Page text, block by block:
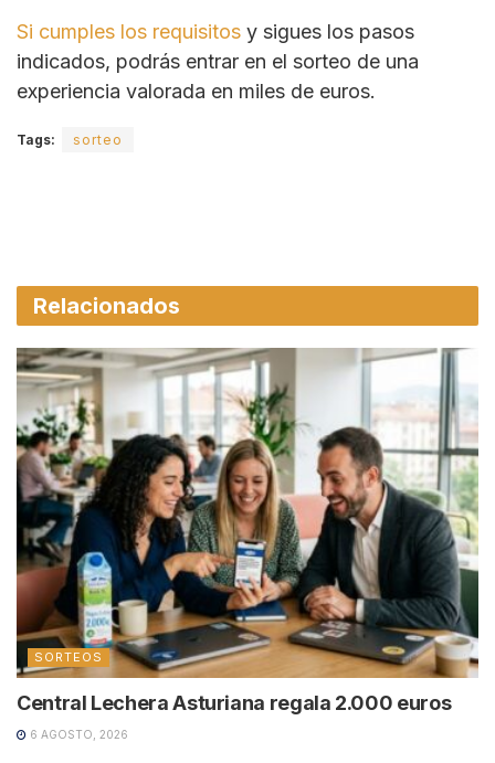
Si cumples los requisitos y sigues los pasos
indicados, podrás entrar en el sorteo de una
experiencia valorada en miles de euros.
Tags: sorteo
Relacionados
SORTEOS
Central Lechera Asturiana regala 2.000 euros
6 AGOSTO, 2026